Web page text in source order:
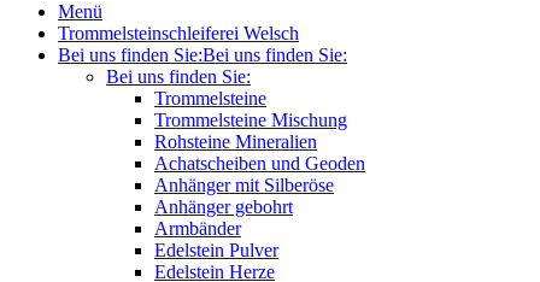
Menü
Trommelsteinschleiferei Welsch
Bei uns finden Sie:Bei uns finden Sie:
Bei uns finden Sie:
Trommelsteine
Trommelsteine Mischung
Rohsteine Mineralien
Achatscheiben und Geoden
Anhänger mit Silberöse
Anhänger gebohrt
Armbänder
Edelstein Pulver
Edelstein Herze